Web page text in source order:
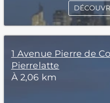
1 Avenue Pierre de
Pierrelatte
À 2,06 km